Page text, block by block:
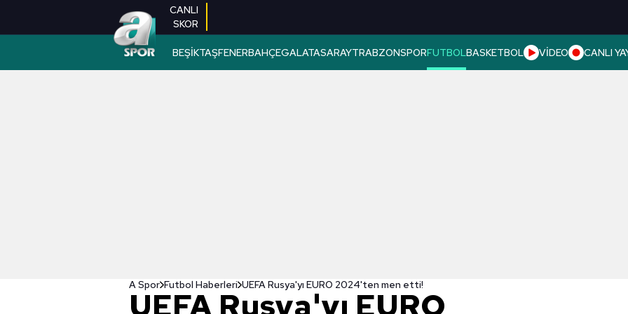
CANLI
SKOR
BEŞİKTAŞFENERBAHÇEGALATASARAYTRABZONSPORFUTBOLBASKETBOL VİDEO CANLI
A Spor Futbol Haberleri UEFA Rusya'yı EURO 2024'ten men etti!
UEFA Rusya'yı EURO